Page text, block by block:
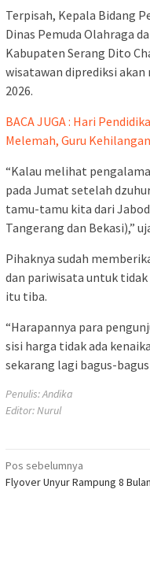
Terpisah, Kepala Bidang
Dinas Pemuda Olahraga
Kabupaten Serang Dito
wisatawan diprediksi akan
2026.
BACA JUGA : Hari
Melemah, Guru
“Kalau melihat
pada Jumat setelah
tamu-tamu kita dari
Tangerang dan Bekasi),”
Pihaknya sudah
dan pariwisata untuk
itu tiba.
“Harapannya para
sisi harga tidak ada
sekarang lagi bagus-
Penulis: Andika
Editor: Nurul
Navigasi
pos
Pos sebelumnya
Flyover Unyur Rampung 8 Bulan